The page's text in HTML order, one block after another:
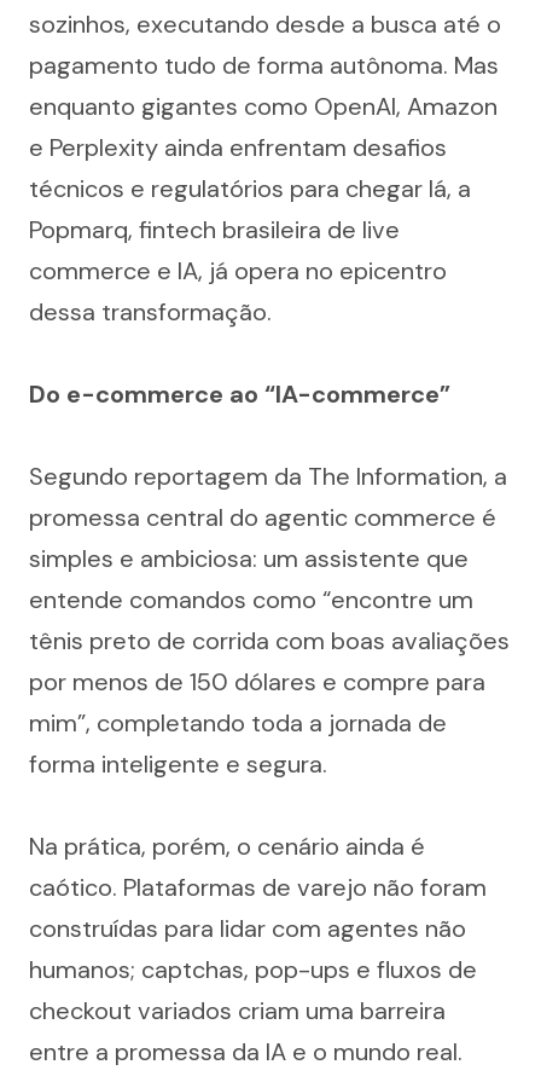
sozinhos, executando desde a busca até o
pagamento tudo de forma autônoma. Mas
enquanto gigantes como OpenAI, Amazon
e Perplexity ainda enfrentam desafios
técnicos e regulatórios para chegar lá, a
Popmarq, fintech brasileira de live
commerce e IA, já opera no epicentro
dessa transformação.
Do e-commerce ao “IA-commerce”
Segundo reportagem da The Information, a
promessa central do agentic commerce é
simples e ambiciosa: um assistente que
entende comandos como “encontre um
tênis preto de corrida com boas avaliações
por menos de 150 dólares e compre para
mim”, completando toda a jornada de
forma inteligente e segura.
Na prática, porém, o cenário ainda é
caótico. Plataformas de varejo não foram
construídas para lidar com agentes não
humanos; captchas, pop-ups e fluxos de
checkout variados criam uma barreira
entre a promessa da IA e o mundo real.